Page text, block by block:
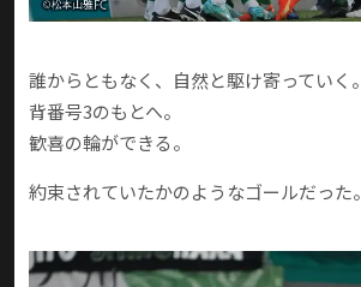
誰からともなく、自然と駆け寄っていく。
背番号3のもとへ。
歓喜の輪ができる。
約束されていたかのようなゴールだった。